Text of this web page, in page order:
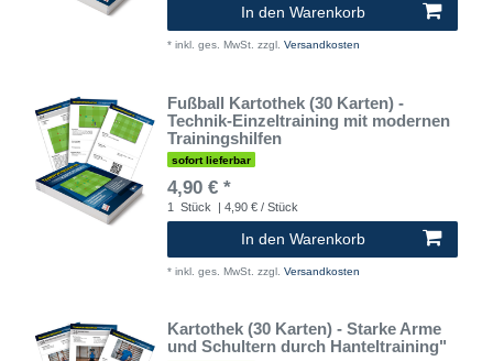
In den Warenkorb
* inkl. ges. MwSt. zzgl. Versandkosten
Fußball Kartothek (30 Karten) -
Technik-Einzeltraining mit modernen
Trainingshilfen
sofort lieferbar
4,90 € *
1 Stück | 4,90 € / Stück
In den Warenkorb
* inkl. ges. MwSt. zzgl. Versandkosten
Kartothek (30 Karten) - Starke Arme
und Schultern durch Hanteltraining"